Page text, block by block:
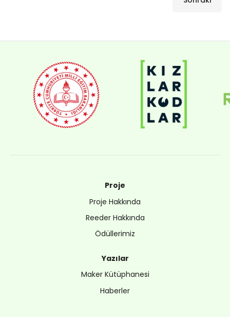
Proje
Proje Hakkında
Reeder Hakkında
Ödüllerimiz
Yazılar
Maker Kütüphanesi
Haberler